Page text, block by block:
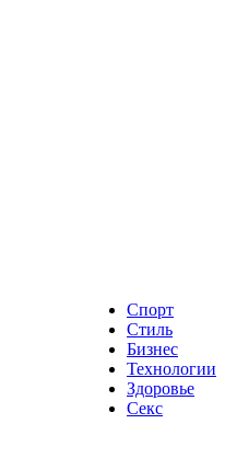
Спорт
Стиль
Бизнес
Технологии
Здоровье
Секс